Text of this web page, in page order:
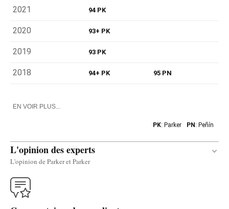
2021 94 PK
2020 93+ PK
2019 93 PK
2018 94+ PK 95 PN
EN VOIR PLUS...
PK: Parker PN: Peñín
L'opinion des experts
L'opinion de Parker et Parker
Traduire